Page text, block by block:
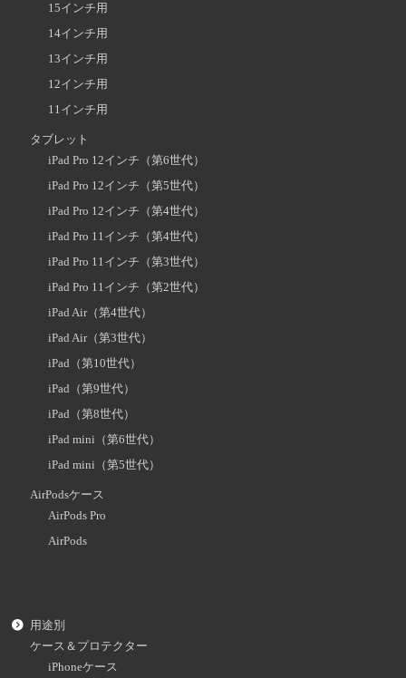
15インチ用
14インチ用
13インチ用
12インチ用
11インチ用
タブレット
iPad Pro 12インチ（第6世代）
iPad Pro 12インチ（第5世代）
iPad Pro 12インチ（第4世代）
iPad Pro 11インチ（第4世代）
iPad Pro 11インチ（第3世代）
iPad Pro 11インチ（第2世代）
iPad Air（第4世代）
iPad Air（第3世代）
iPad（第10世代）
iPad（第9世代）
iPad（第8世代）
iPad mini（第6世代）
iPad mini（第5世代）
AirPodsケース
AirPods Pro
AirPods
用途別
ケース＆プロテクター
iPhoneケース